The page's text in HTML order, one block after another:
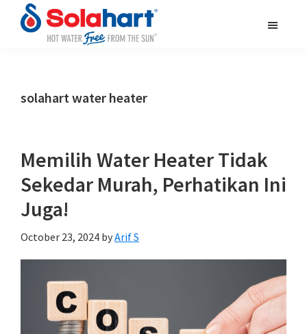
solahart water heater
Memilih Water Heater Tidak
Sekedar Murah, Perhatikan Ini
Juga!
October 23, 2024 byArif S